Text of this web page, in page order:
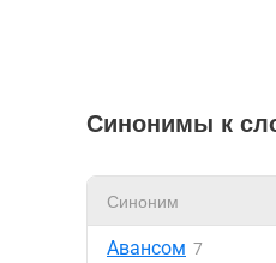
Синонимы к
Синоним
Авансом 7